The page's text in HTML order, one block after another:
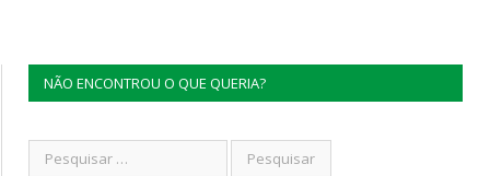
NÃO ENCONTROU O QUE QUERIA?